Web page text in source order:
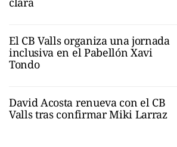
El CB Valls organiza una jornada
inclusiva en el Pabellón Xavi
Tondo
David Acosta renueva con el CB
Valls tras confirmar Miki Larraz